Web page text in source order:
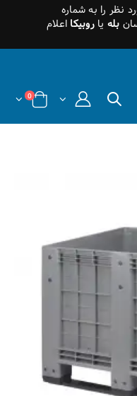
نظر را به شماره
بله یاروبیکا اعلام
0